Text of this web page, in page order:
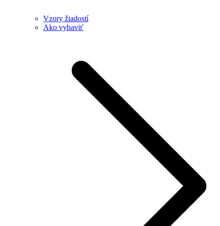
Vzory žiadostí
Ako vybaviť